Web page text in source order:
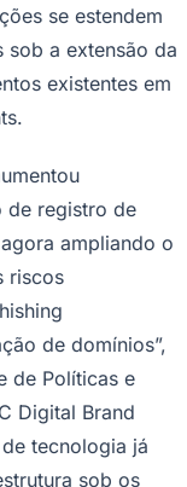
se estendem
sob a extensão da
existentes em
de registro de
ampliando o
riscos
de domínios”,
de Políticas e
Digital Brand
tecnologia já
sob os